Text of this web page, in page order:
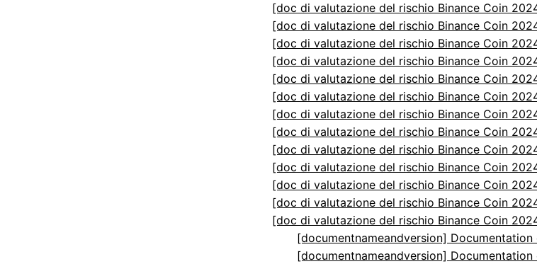
[doc di valutazione del rischio Binance Coin
[doc di valutazione del rischio Binance Coin
[doc di valutazione del rischio Binance Coin
[doc di valutazione del rischio Binance Coin
[doc di valutazione del rischio Binance Coin
[doc di valutazione del rischio Binance Coin
[doc di valutazione del rischio Binance Coin
[doc di valutazione del rischio Binance Coin
[doc di valutazione del rischio Binance Coin
[doc di valutazione del rischio Binance Coin
[doc di valutazione del rischio Binance Coin
[doc di valutazione del rischio Binance Coin
[doc di valutazione del rischio Binance Coin
[documentnameandversion]
[documentnameandversion]